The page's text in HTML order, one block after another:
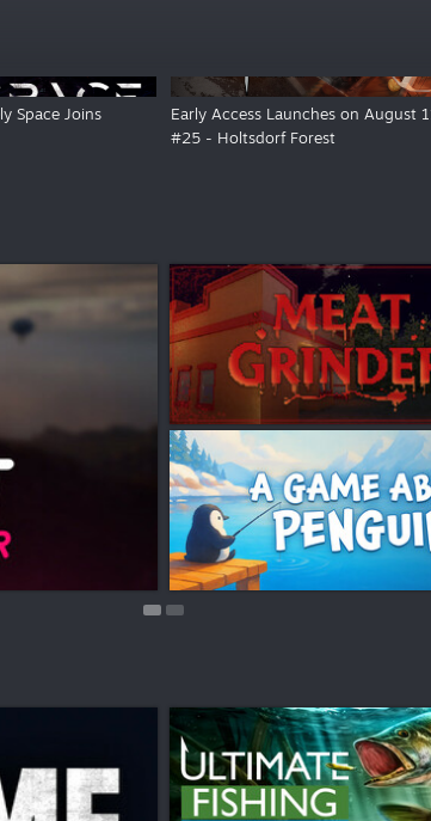
Space Joins
Early Access Launches on August
#25 - Holtsdorf Forest